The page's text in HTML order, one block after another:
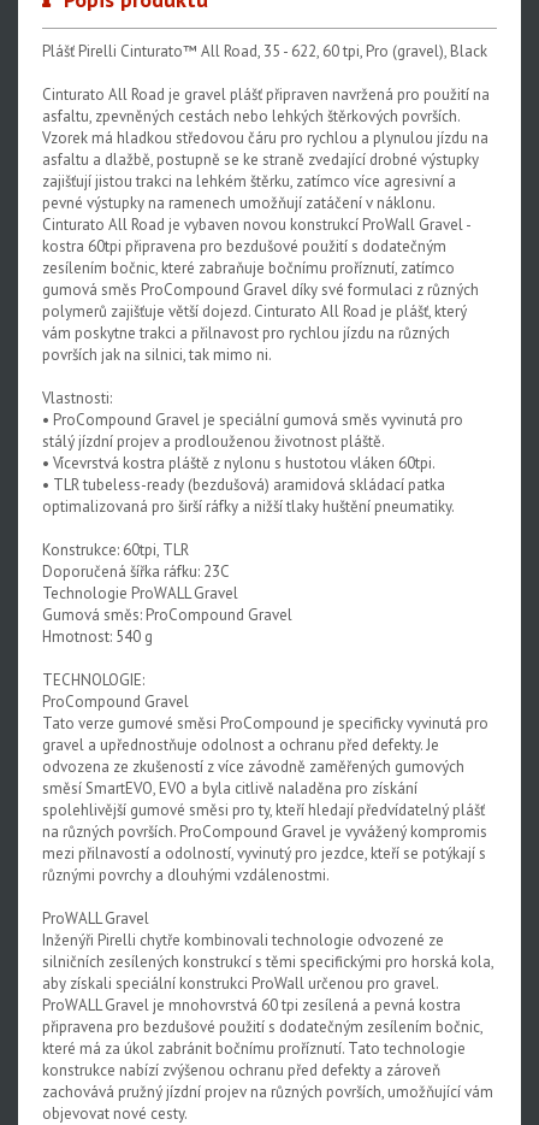
Plášť Pirelli Cinturato™ All Road, 35 - 622, 60 tpi, Pro (gravel), Black
Cinturato All Road je gravel plášť připraven navržená pro použití na
asfaltu, zpevněných cestách nebo lehkých štěrkových površích.
Vzorek má hladkou středovou čáru pro rychlou a plynulou jízdu na
asfaltu a dlažbě, postupně se ke straně zvedající drobné výstupky
zajišťují jistou trakci na lehkém štěrku, zatímco více agresivní a
pevné výstupky na ramenech umožňují zatáčení v náklonu.
Cinturato All Road je vybaven novou konstrukcí ProWall Gravel -
kostra 60tpi připravena pro bezdušové použití s dodatečným
zesílením bočnic, které zabraňuje bočnímu proříznutí, zatímco
gumová směs ProCompound Gravel díky své formulaci z různých
polymerů zajišťuje větší dojezd. Cinturato All Road je plášť, který
vám poskytne trakci a přilnavost pro rychlou jízdu na různých
površích jak na silnici, tak mimo ni.
Vlastnosti:
• ProCompound Gravel je speciální gumová směs vyvinutá pro
stálý jízdní projev a prodlouženou životnost pláště.
• Vícevrstvá kostra pláště z nylonu s hustotou vláken 60tpi.
• TLR tubeless-ready (bezdušová) aramidová skládací patka
optimalizovaná pro širší ráfky a nižší tlaky huštění pneumatiky.
Konstrukce: 60tpi, TLR
Doporučená šířka ráfku: 23C
Technologie ProWALL Gravel
Gumová směs: ProCompound Gravel
Hmotnost: 540 g
TECHNOLOGIE:
ProCompound Gravel
Tato verze gumové směsi ProCompound je specificky vyvinutá pro
gravel a upřednostňuje odolnost a ochranu před defekty. Je
odvozena ze zkušeností z více závodně zaměřených gumových
směsí SmartEVO, EVO a byla citlivě naladěna pro získání
spolehlivější gumové směsi pro ty, kteří hledají předvídatelný plášť
na různých površích. ProCompound Gravel je vyvážený kompromis
mezi přilnavostí a odolností, vyvinutý pro jezdce, kteří se potýkají s
různými povrchy a dlouhými vzdálenostmi.
ProWALL Gravel
Inženýři Pirelli chytře kombinovali technologie odvozené ze
silničních zesílených konstrukcí s těmi specifickými pro horská kola,
aby získali speciální konstrukci ProWall určenou pro gravel.
ProWALL Gravel je mnohovrstvá 60 tpi zesílená a pevná kostra
připravena pro bezdušové použití s dodatečným zesílením bočnic,
které má za úkol zabránit bočnímu proříznutí. Tato technologie
konstrukce nabízí zvýšenou ochranu před defekty a zároveň
zachovává pružný jízdní projev na různých površích, umožňující vám
objevovat nové cesty.